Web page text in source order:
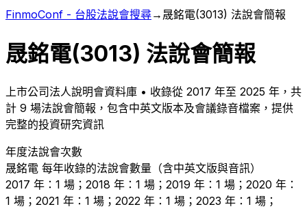
FinmoConf - 台股法說會搜尋→ 晟銘電(3013) 法說會簡報
晟銘電(3013) 法說會簡報
上市公司法人說明會資料庫 • 收錄從 2017 年至 2025 年，共
計 9 場法說會簡報，包含中英文版本及會議錄音檔案，提供
完整的投資研究資訊
年度法說會次數
晟銘電 每年收錄的法說會數量（含中英文版與音訊）
2017 年：1 場；2018 年：1 場；2019 年：1 場；2020 年：
1 場；2021 年：1 場；2022 年：1 場；2023 年：1 場；